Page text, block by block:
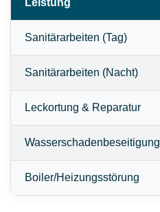
Leistung
Sanitärarbeiten (Tag)
Sanitärarbeiten (Nacht)
Leckortung & Reparatur
Wasserschadenbeseitigung
Boiler/Heizungsstörung